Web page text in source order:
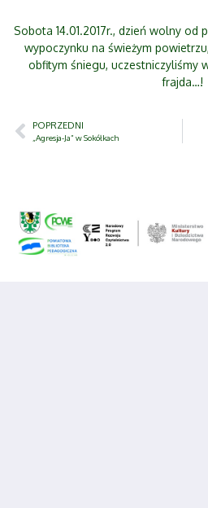
Sobota 14.01.2017r., dzień wolny od
wypoczynku na świeżym
obfitym śniegu, uczestniczyliśmy
frajda…!
POPRZEDNI
„Agresja-Ja” w Sokółkach